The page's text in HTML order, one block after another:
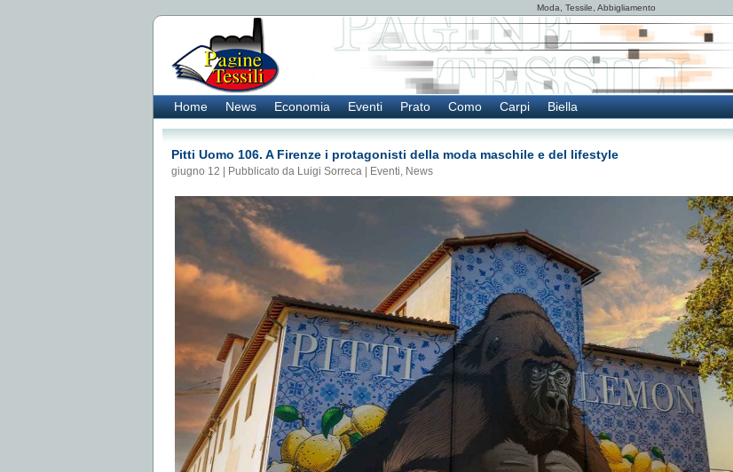
Moda, Tessile, Abbigliamento
Home News Economia Eventi Prato Como Carpi Biella
Pitti Uomo 106. A Firenze i protagonisti della moda maschile e del lifestyle
giugno 12 | Pubblicato da Luigi Sorreca | Eventi, News